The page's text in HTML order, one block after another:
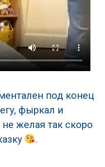
под конец
фыркал и
не желая так скоро
.